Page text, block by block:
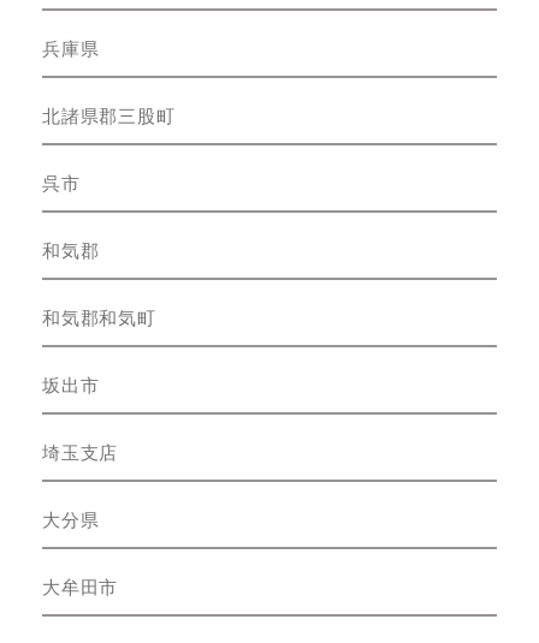
兵庫県
北諸県郡三股町
呉市
和気郡
和気郡和気町
坂出市
埼玉支店
大分県
大牟田市